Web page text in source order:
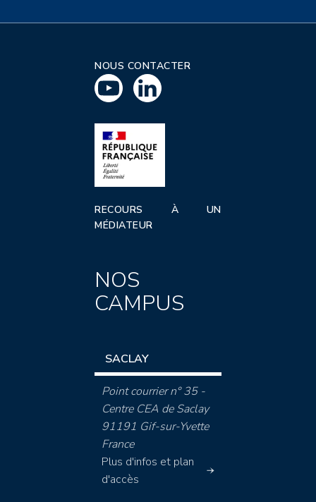
NOUS CONTACTER
RECOURS À UN
MÉDIATEUR
NOS
CAMPUS
SACLAY
Point courrier n° 35 -
Centre CEA de Saclay
91191 Gif-sur-Yvette
France
Plus d'infos et plan
d'accès